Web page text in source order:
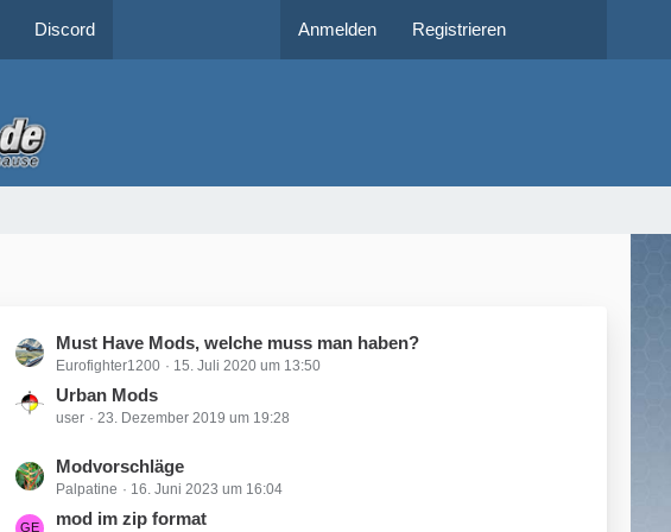
Discord Anmelden Registrieren
L
e
e
e
Must Have Mods, welche muss man haben?
Eurofighter1200 15. Juli 2020 um 13:50
Urban Mods
user 23. Dezember 2019 um 19:28
L
e
t
Modvorschläge
Palpatine 16. Juni 2023 um 16:04
mod im zip format